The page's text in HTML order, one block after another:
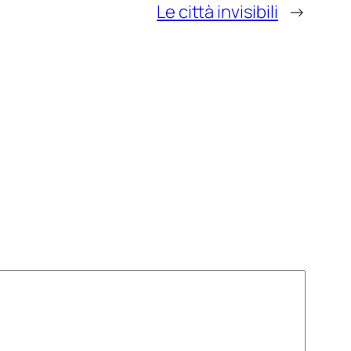
Le città invisibili →